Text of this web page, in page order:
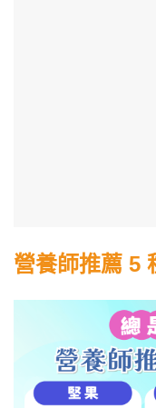
營養師推薦 5